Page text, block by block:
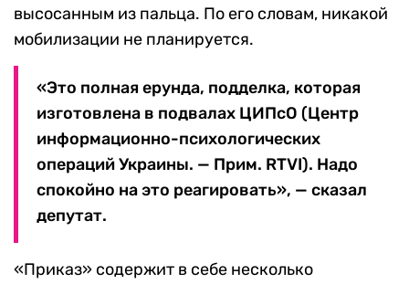
высосанным из пальца. По его словам, никакой
мобилизации не планируется.
«Это полная ерунда, подделка, которая
изготовлена в подвалах ЦИПсО (Центр
информационно-психологических
операций Украины. — Прим. RTVI). Надо
спокойно на это реагировать», — сказал
депутат.
«Приказ» содержит в себе несколько